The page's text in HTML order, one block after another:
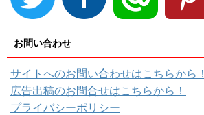
お問い合わせ
サイトへのお問い合わせはこちらから！
広告出稿のお問合せはこちらから！
プライバシーポリシー